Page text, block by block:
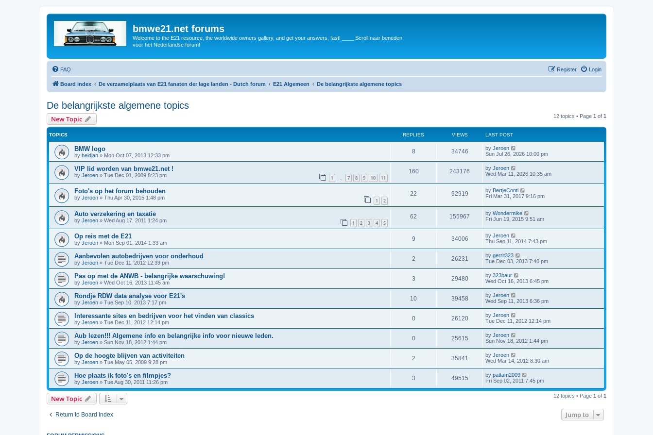
bmwe21.net forums
Welcome to the E21 resource, the worldwide owners gallery, and get your answers, fast! ____ Scroll naar beneden
voor het Nederlandse forum!
FAQ Login
Register
Board index De verzamelplaats van E21 fanaten der lage landen - Dutch forum E21 Algemeen De belangrijkste algemene topics
De belangrijkste algemene topics
New Topic 12 topics • Page 1 of 1
TOPICS REPLIES VIEWS LAST POST
BMW logo
by heidjan » Mon Oct 07, 2013 12:33 pm
8 34746 by Jeroen
Sun Jul 26, 2026 10:00 pm
VIP lid worden van bmwe21.net !
by Jeroen » Tue Dec 01, 2009 8:23 pm 1 7 8 9 10 11
160 243176 by Jeroen
Wed Mar 11, 2026 10:35 am
Foto's op het forum behouden
by Jeroen » Thu Apr 30, 2015 1:48 pm 1 2
22 92919 by BertjeConti
Fri Mar 31, 2017 9:16 pm
Auto verzekering en taxatie
by Jeroen » Wed Aug 17, 2011 1:24 pm 1 2 3 4 5
62 155967 by Wondermike
Fri Jun 19, 2015 9:51 am
Op reis met de E21
by Jeroen » Mon Sep 01, 2014 1:33 am
9 34006 by Jeroen
Thu Sep 11, 2014 7:43 pm
Aanbevolen autobedrijven voor onderhoud
by Jeroen » Tue Dec 11, 2012 12:39 pm
2 26231 by gerrit323
Tue Dec 03, 2013 7:40 pm
Pas op met de ANWB - belangrijke waarschuwing!
by Jeroen » Wed Oct 16, 2013 11:45 am
3 29480 by 323baur
Wed Oct 16, 2013 6:45 pm
Rondje RDW data analyse voor E21's
by Jeroen » Tue Sep 10, 2013 7:17 pm
10 39458 by Jeroen
Wed Sep 11, 2013 6:36 pm
Interessante sites en bedrijven voor het vinden van classics
by Jeroen » Tue Dec 11, 2012 12:14 pm
0 26120 by Jeroen
Tue Dec 11, 2012 12:14 pm
Aub lezen!!! Algemene info en belangrijke info voor nieuwe leden.
by Jeroen » Sun Nov 18, 2012 1:44 pm
0 25615 by Jeroen
Sun Nov 18, 2012 1:44 pm
Op de hoogte blijven van activiteiten
by Jeroen » Tue May 05, 2009 9:28 pm
2 35841 by Jeroen
Wed Mar 14, 2012 8:30 am
Hoe plaats ik foto's en filmpjes?
by Jeroen » Tue Aug 30, 2011 11:26 pm
3 49515 by pattam2009
Fri Sep 02, 2011 7:45 pm
New Topic 12 topics • Page 1 of 1
Return to Board Index Jump to